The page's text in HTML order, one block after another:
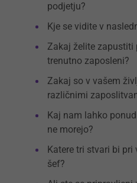
podjetju?
Kje se vidite v
Zakaj želite zapustiti
trenutno zaposleni?
Zakaj so v vašem
različnimi
Kaj nam lahko
ne morejo?
Katere tri stvari bi
šef?